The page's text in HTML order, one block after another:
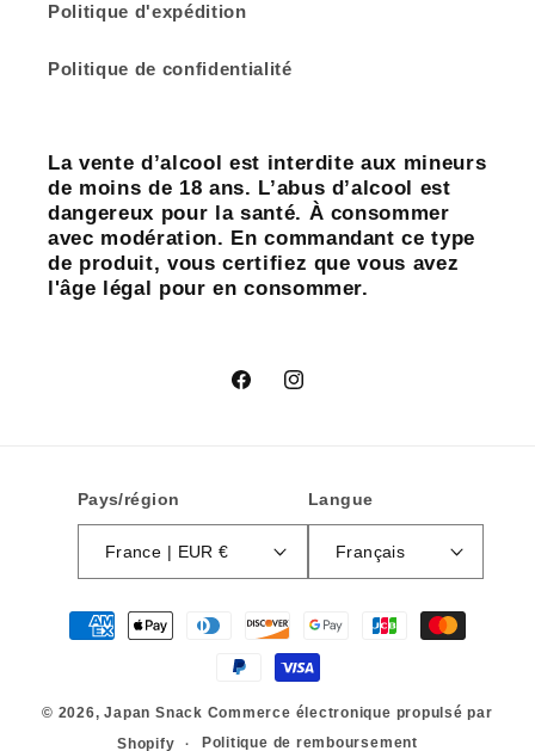
Politique d'expédition
Politique de confidentialité
La vente d’alcool est interdite aux mineurs
de moins de 18 ans. L’abus d’alcool est
dangereux pour la santé. À consommer
avec modération. En commandant ce type
de produit, vous certifiez que vous avez
l'âge légal pour en consommer.
FacebookInstagram
Pays/région
France | EUR €
Langue
Français
Moyens
© 2026,Japan Snack Commerce électronique propulsé par
Shopify
Politique de remboursement